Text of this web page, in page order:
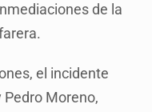
de la
el incidente
Moreno,